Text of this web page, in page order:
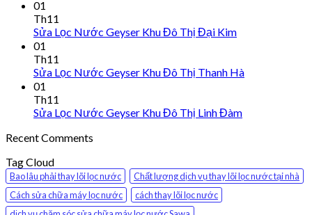
01
Th11
Sửa Lọc Nước Geyser Khu Đô Thị Đại Kim
01
Th11
Sửa Lọc Nước Geyser Khu Đô Thị Thanh Hà
01
Th11
Sửa Lọc Nước Geyser Khu Đô Thị Linh Đàm
Recent Comments
Tag Cloud
Bao lâu phải thay lõi lọc nước
Chất lượng dịch vụ thay lõi lọc nước tại nhà
Cách sửa chữa máy lọc nước
cách thay lõi lọc nước